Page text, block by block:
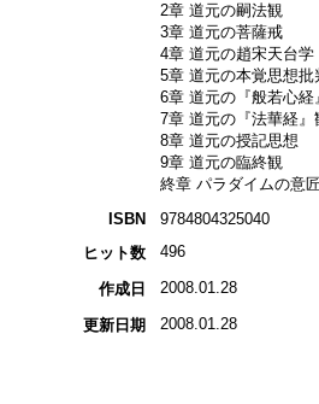
2章 道元の嗣法観
3章 道元の菩薩戒
4章 道元の趙宋天台学
5章 道元の本覚思想批
6章 道元の『般若心経
7章 道元の『法華経』
8章 道元の授記思想
9章 道元の臨終観
終章 パラダイムの意
ISBN
9784804325040
ヒット数
496
作成日 2008.01.28
更新日期 2008.01.28